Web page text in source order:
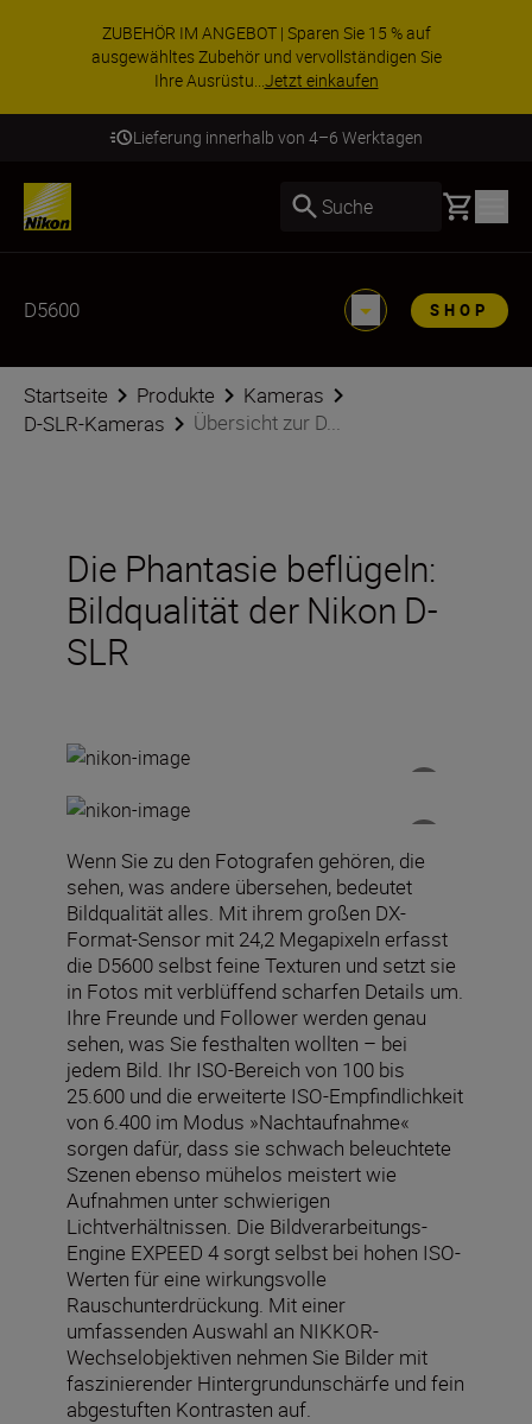
ZUBEHÖR IM ANGEBOT | Sparen Sie 15 % auf
ausgewähltes Zubehör und vervollständigen Sie
Ihre Ausrüstu...Jetzt einkaufen
Lieferung innerhalb von 4–6 Werktagen
Suche Basket
D5600 SHOP
Startseite Produkte
Kameras
D-SLR-Kameras
Übersicht zur D...
Die Phantasie beflügeln:
Bildqualität der Nikon D-
SLR
Wenn Sie zu den Fotografen gehören, die
sehen, was andere übersehen, bedeutet
Bildqualität alles. Mit ihrem großen DX-
Format-Sensor mit 24,2 Megapixeln erfasst
die D5600 selbst feine Texturen und setzt sie
in Fotos mit verblüffend scharfen Details um.
Ihre Freunde und Follower werden genau
sehen, was Sie festhalten wollten – bei
jedem Bild. Ihr ISO-Bereich von 100 bis
25.600 und die erweiterte ISO-Empfindlichkeit
von 6.400 im Modus »Nachtaufnahme«
sorgen dafür, dass sie schwach beleuchtete
Szenen ebenso mühelos meistert wie
Aufnahmen unter schwierigen
Lichtverhältnissen. Die Bildverarbeitungs-
Engine EXPEED 4 sorgt selbst bei hohen ISO-
Werten für eine wirkungsvolle
Rauschunterdrückung. Mit einer
umfassenden Auswahl an NIKKOR-
Wechselobjektiven nehmen Sie Bilder mit
faszinierender Hintergrundunschärfe und fein
abgestuften Kontrasten auf.